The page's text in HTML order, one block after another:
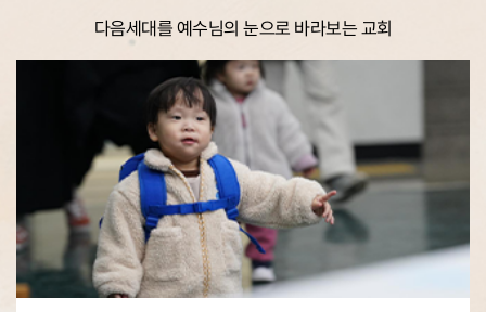
다음세대를 예수님의 눈으로 바라보는 교회